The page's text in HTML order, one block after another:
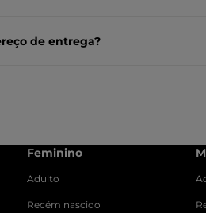
de entrega?
Feminino
Adulto
Recém nascido